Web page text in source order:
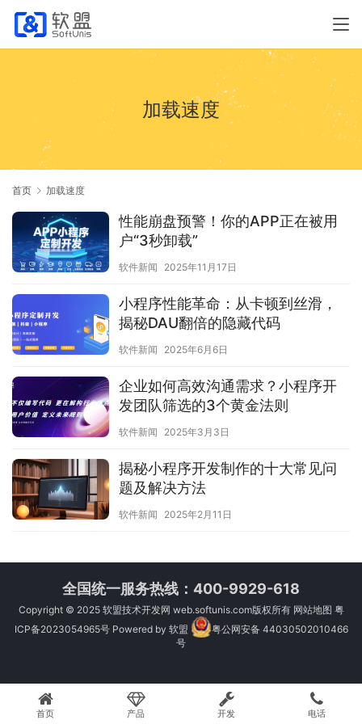
加载速度
首页 加载速度
性能崩盘预警！你的APP正在被用
户“3秒卸载”
软件新闻 2025年11月17日
小程序性能革命：从卡顿到丝滑，
揭秘DAU翻倍的隐藏代码
软件新闻 2025年6月6日
企业如何高效沟通需求？小程序开
发团队筛选的3个黄金法则
软件新闻 2025年3月3日
揭秘小程序开发制作的十大常见问
题及解决方法
软件新闻 2025年2月11日
全国统一服务热线：400-9929-618
Copyright © 2025 软盟技术开发网 web.softunis.com版权所有 网站地图 粤
ICP备2023054965号Powered by 软盟
粤公网安备 44030502010466
号
首页 产品 开发 电话